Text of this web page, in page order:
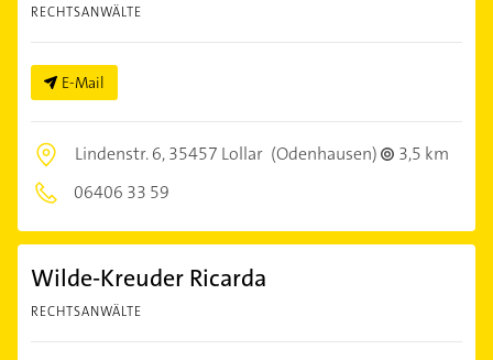
RECHTSANWÄLTE
E-Mail
Lindenstr. 6,35457 Lollar (Odenhausen)
3,5 km
06406 33 59
Wilde-Kreuder Ricarda
RECHTSANWÄLTE